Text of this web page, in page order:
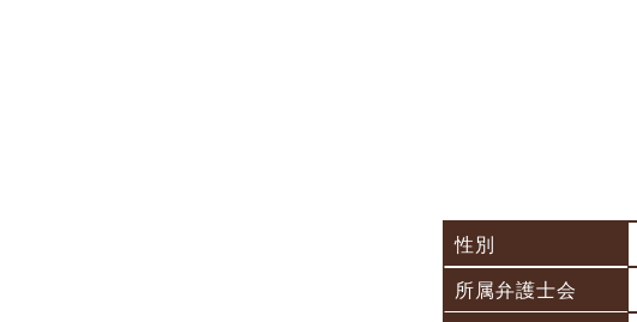
性別
所属弁護士会